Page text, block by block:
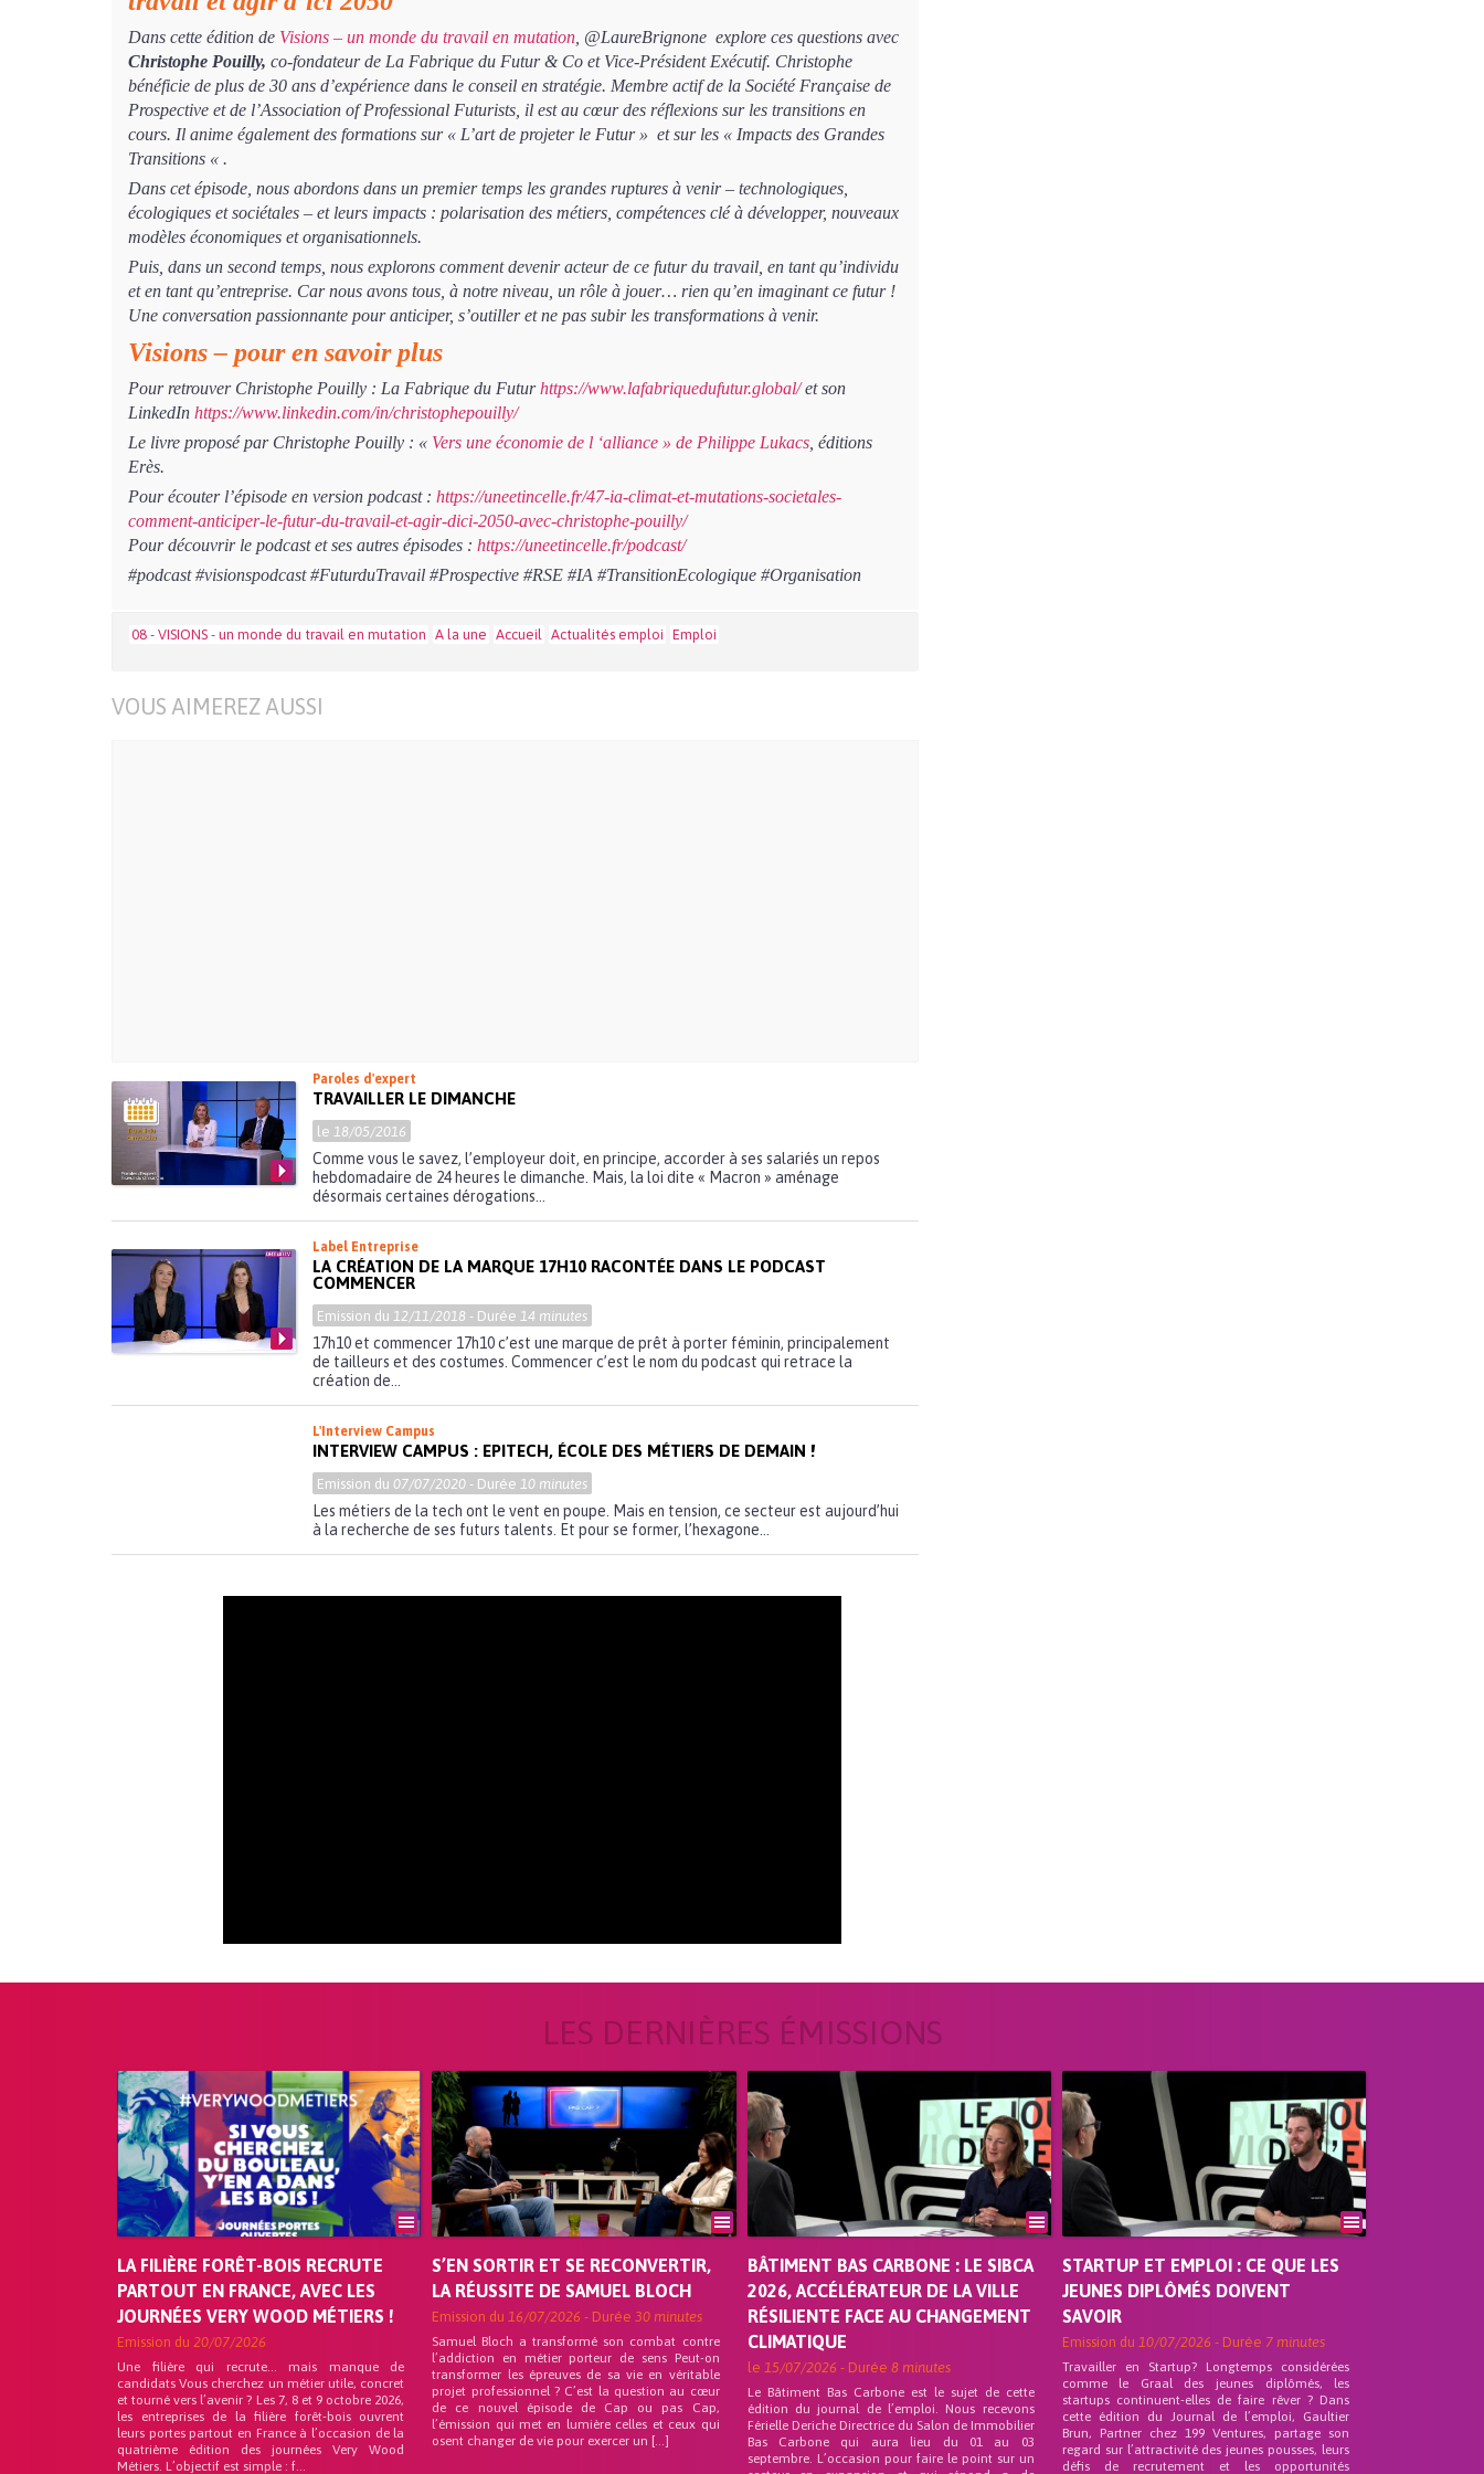
Dans cette édition de Visions – un monde du travail en mutation , @LaureBrignone explore ces questions avec
Christophe Pouilly, co-fondateur de La Fabrique du Futur & Co et Vice-Président Exécutif. Christophe
bénéficie de plus de 30 ans d’expérience dans le conseil en stratégie. Membre actif de la Société Française de
Prospective et de l’Association of Professional Futurists, il est au cœur des réflexions sur les transitions en
cours. Il anime également des formations sur « L’art de projeter le Futur » et sur les « Impacts des Grandes
Transitions « .
Dans cet épisode, nous abordons dans un premier temps les grandes ruptures à venir – technologiques,
écologiques et sociétales – et leurs impacts : polarisation des métiers, compétences clé à développer, nouveaux
modèles économiques et organisationnels.
Puis, dans un second temps, nous explorons comment devenir acteur de ce futur du travail, en tant qu’individu
et en tant qu’entreprise. Car nous avons tous, à notre niveau, un rôle à jouer… rien qu’en imaginant ce futur !
Une conversation passionnante pour anticiper, s’outiller et ne pas subir les transformations à venir.
Visions – pour en savoir plus
Pour retrouver Christophe Pouilly : La Fabrique du Futurhttps://www.lafabriquedufutur.global/et son
LinkedIn https://www.linkedin.com/in/christophepouilly/
Le livre proposé par Christophe Pouilly : « Vers une économie de l ‘alliance » de Philippe Lukacs , éditions
Erès.
Pour écouter l’épisode en version podcast : https://uneetincelle.fr/47-ia-climat-et-mutations-societales-
comment-anticiper-le-futur-du-travail-et-agir-dici-2050-avec-christophe-pouilly/
Pour découvrir le podcast et ses autres épisodes : https://uneetincelle.fr/podcast/
#podcast #visionspodcast #FuturduTravail #Prospective #RSE #IA #TransitionEcologique #Organisation
08 - VISIONS - un monde du travail en mutation A la une Accueil Actualités emploi Emploi
VOUS AIMEREZ AUSSI
Paroles d'expert
TRAVAILLER LE DIMANCHE
le18/05/2016
Comme vous le savez, l’employeur doit, en principe, accorder à ses salariés un repos
hebdomadaire de 24 heures le dimanche. Mais, la loi dite « Macron » aménage
désormais certaines dérogations...
Label Entreprise
LA CRÉATION DE LA MARQUE 17H10 RACONTÉE DANS LE PODCAST
COMMENCER
Emission du12/11/2018 - Durée14 minutes
17h10 et commencer 17h10 c’est une marque de prêt à porter féminin, principalement
de tailleurs et des costumes. Commencer c’est le nom du podcast qui retrace la
création de...
L'Interview Campus
INTERVIEW CAMPUS : EPITECH, ÉCOLE DES MÉTIERS DE DEMAIN !
Emission du 07/07/2020 - Durée10 minutes
Les métiers de la tech ont le vent en poupe. Mais en tension, ce secteur est aujourd’hui
à la recherche de ses futurs talents. Et pour se former, l’hexagone...
LES DERNIÈRES ÉMISSIONS
LA FILIÈRE FORÊT-BOIS RECRUTE
PARTOUT EN FRANCE, AVEC LES
JOURNÉES VERY WOOD MÉTIERS !
Emission du 20/07/2026
Une filière qui recrute… mais manque de
candidats Vous cherchez un métier utile, concret
et tourné vers l’avenir ? Les 7, 8 et 9 octobre 2026,
les entreprises de la filière forêt-bois ouvrent
leurs portes partout en France à l’occasion de la
quatrième édition des journées Very Wood
Métiers. L’objectif est simple : f...
S’EN SORTIR ET SE RECONVERTIR,
LA RÉUSSITE DE SAMUEL BLOCH
Emission du16/07/2026 - Durée30 minutes
Samuel Bloch a transformé son combat contre
l’addiction en métier porteur de sens Peut-on
transformer les épreuves de sa vie en véritable
projet professionnel ? C’est la question au cœur
de ce nouvel épisode de Cap ou pas Cap,
l’émission qui met en lumière celles et ceux qui
osent changer de vie pour exercer un […]
BÂTIMENT BAS CARBONE : LE SIBCA
2026, ACCÉLÉRATEUR DE LA VILLE
RÉSILIENTE FACE AU CHANGEMENT
CLIMATIQUE
le 15/07/2026 - Durée 8 minutes
Le Bâtiment Bas Carbone est le sujet de cette
édition du journal de l’emploi. Nous recevons
Férielle Deriche Directrice du Salon de Immobilier
Bas Carbone qui aura lieu du 01 au 03
septembre. L’occasion pour faire le point sur un
STARTUP ET EMPLOI : CE QUE LES
JEUNES DIPLÔMÉS DOIVENT
SAVOIR
Emission du 10/07/2026 - Durée 7 minutes
Travailler en Startup? Longtemps considérées
comme le Graal des jeunes diplômés, les
startups continuent-elles de faire rêver ? Dans
cette édition du Journal de l’emploi, Gaultier
Brun, Partner chez 199 Ventures, partage son
regard sur l’attractivité des jeunes pousses, leurs
défis de recrutement et les opportunités